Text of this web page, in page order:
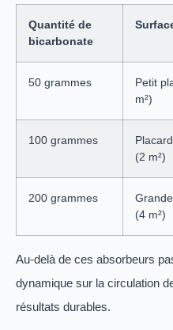
Quantité de
bicarbonate
50 grammes
Petit
m²)
100 grammes
(2 m²)
200 grammes
(4 m²)
Au-delà de ces absorbeurs
dynamique sur la circulation
résultats durables.